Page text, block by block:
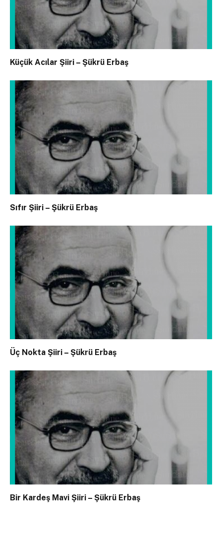
Küçük Acılar Şiiri – Şükrü Erbaş
Sıfır Şiiri – Şükrü Erbaş
Üç Nokta Şiiri – Şükrü Erbaş
Bir Kardeş Mavi Şiiri – Şükrü Erbaş